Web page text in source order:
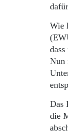
Wie
Nun
Das
die